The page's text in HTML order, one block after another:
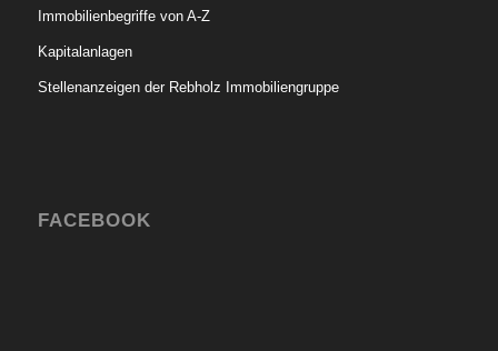
Immobilienbegriffe von A-Z
Kapitalanlagen
Stellenanzeigen der Rebholz Immobiliengruppe
FACEBOOK